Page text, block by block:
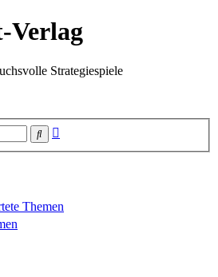
Verlag
Strategiespiele
Suche
Themen